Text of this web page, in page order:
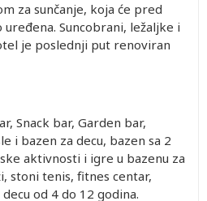
za sunčanje, koja će pred
Suncobrani, ležaljke i
je poslednji put renoviran
Snack bar, Garden bar,
i bazen za decu, bazen sa 2
aktivnosti i igre u bazenu za
stoni tenis, fitnes centar,
od 4 do 12 godina.